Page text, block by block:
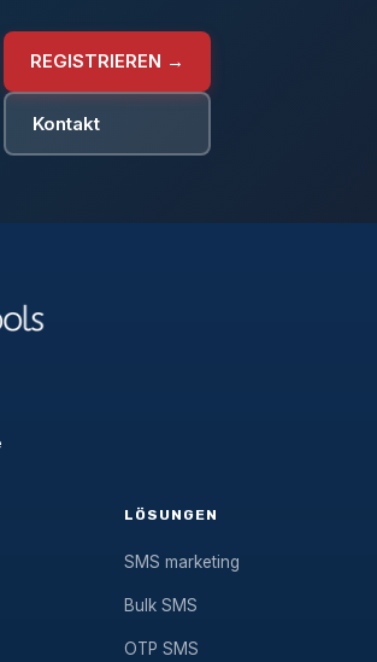
REGISTRIEREN →
Kontakt
LÖSUNGEN
SMS marketing
Bulk SMS
OTP SMS